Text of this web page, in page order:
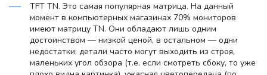
TFT TN. Это самая популярная матрица. На данный
момент в компьютерных магазинах 70% мониторов
имеют матрицу TN. Они обладают лишь одним
достоинством — низкой ценой, в остальном — одни
недостатки: детали часто могут выходить из строя,
маленьких угол обзора (т.е. если смотреть сбоку, то уже